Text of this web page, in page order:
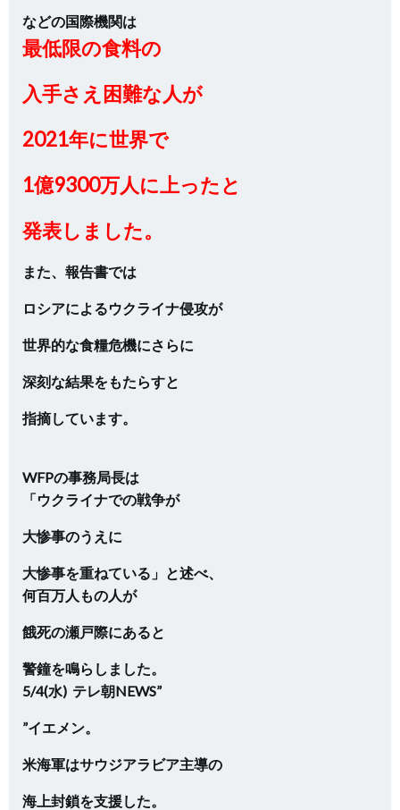
などの国際機関は
最低限の食料の
入手さえ困難な人が
2021年に世界で
1億9300万人に上ったと
発表しました。
また、報告書では
ロシアによるウクライナ侵攻が
世界的な食糧危機にさらに
深刻な結果をもたらすと
指摘しています。
WFPの事務局長は
「ウクライナでの戦争が
大惨事のうえに
大惨事を重ねている」と述べ、
何百万人もの人が
餓死の瀬戸際にあると
警鐘を鳴らしました。
5/4(水) テレ朝NEWS”
”イエメン。
米海軍はサウジアラビア主導の
海上封鎖を支援した。